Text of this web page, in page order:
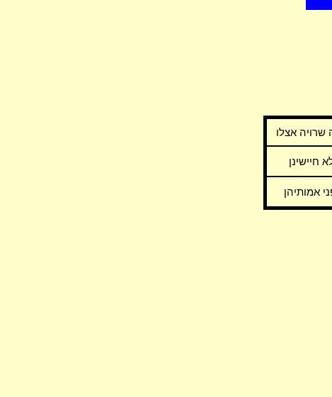
שרויה אצלו
חיישינן
אמותיהן